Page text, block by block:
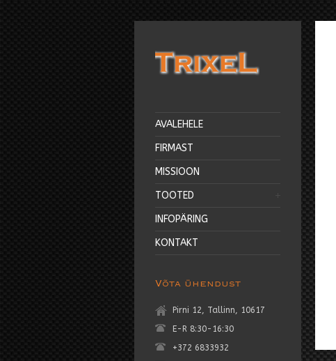
AVALEHELE
FIRMAST
MISSIOON
TOOTED
INFOPÄRING
KONTAKT
Võta ühendust
Pirni 12, Tallinn, 10617
E-R 8:30-16:30
+372 6833932